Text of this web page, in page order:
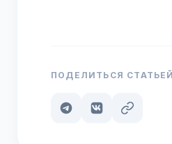
ПОДЕЛИТЬСЯ СТАТЬЕЙ